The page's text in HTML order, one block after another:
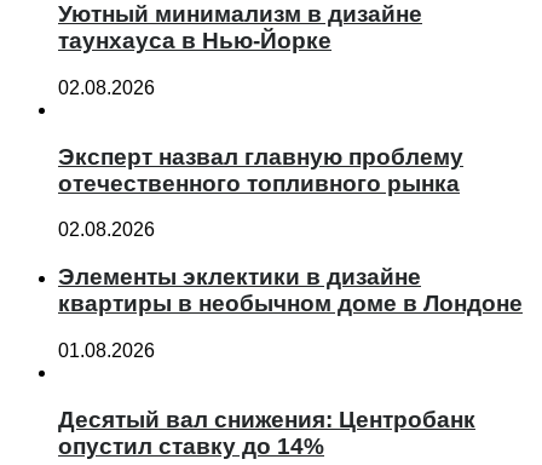
Уютный минимализм в дизайне
таунхауса в Нью-Йорке
02.08.2026
Эксперт назвал главную проблему
отечественного топливного рынка
02.08.2026
Элементы эклектики в дизайне
квартиры в необычном доме в Лондоне
01.08.2026
Десятый вал снижения: Центробанк
опустил ставку до 14%